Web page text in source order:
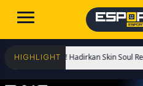
HIGHLIGHT
Hadirkan Skin Soul Reaper,